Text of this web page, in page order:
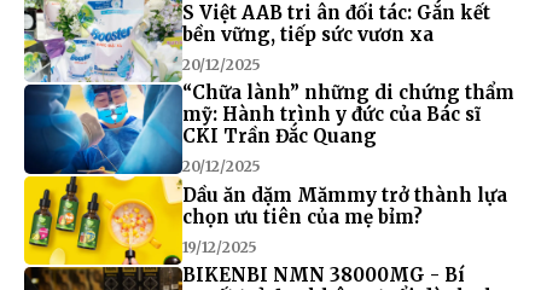
S Việt AAB tri ân đối tác: Gắn kết
bền vững, tiếp sức vươn xa
20/12/2025
“Chữa lành” những di chứng thẩm
mỹ: Hành trình y đức của Bác sĩ
CKI Trần Đắc Quang
20/12/2025
Dầu ăn dặm Mămmy trở thành lựa
chọn ưu tiên của mẹ bỉm?
19/12/2025
BIKENBI NMN 38000MG - Bí